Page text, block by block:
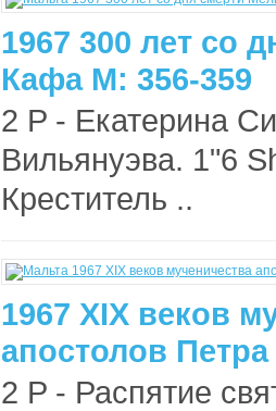
1967 300 лет со
Кафа М: 356-359
2 P - Екатерина
Вильянуэва. 1"6
Креститель ..
1967 XIX веков
апостолов
2 P - Распятие